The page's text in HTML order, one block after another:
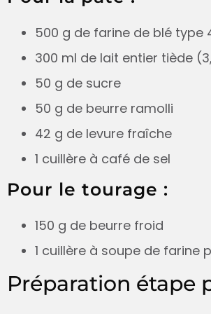
500 g de farine de blé type
300 ml de lait entier tiède
50 g de sucre
50 g de beurre ramolli
42 g de levure fraîche
1 cuillère à café de sel
Pour le tourage :
150 g de beurre froid
1 cuillère à soupe de farine
Préparation étape